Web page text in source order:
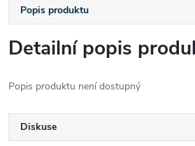
Popis produktu
Detailní popis
Popis produktu není dostupný
Diskuse